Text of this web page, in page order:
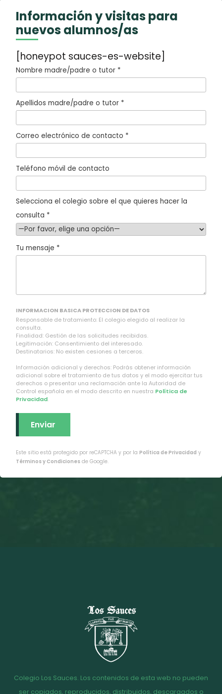
Información y visitas para
nuevos alumnos/as
[honeypot sauces-es-website]
Nombre madre/padre o tutor *
Apellidos madre/padre o tutor *
Correo electrónico de contacto *
Teléfono móvil de contacto
Selecciona el colegio sobre el que quieres hacer la
consulta *
Tu mensaje *
INFORMACION BASICA PROTECCION DE DATOS
Responsable de tratamiento: El colegio elegido al realizar la
consulta.
Finalidad: Gestión de las solicitudes recibidas.
Legitimación: Consentimiento del interesado.
Destinatarios: No existen cesiones a terceros.
Información adicional y derechos: Podrás obtener información
adicional sobre el tratamiento de tus datos y el modo ejercitar tus
derechos o presentar una reclamación ante la Autoridad de
Control española en el modo descrito en nuestra Política de
Privacidad.
Este sitio está protegido por reCAPTCHA y por la Política de Privacidad y
Términos y Condiciones de Google.
Colegio Los Sauces. Los contenidos de esta web no pueden
ser copiados, reproducidos, distribuidos, descargados o